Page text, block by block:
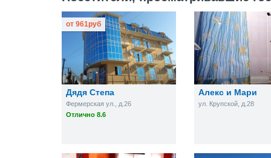
Дядя Степа
Фермерская ул., д.26
Отлично 8.6
от 961руб
Алекс и Мари
ул. Крупской, д.28